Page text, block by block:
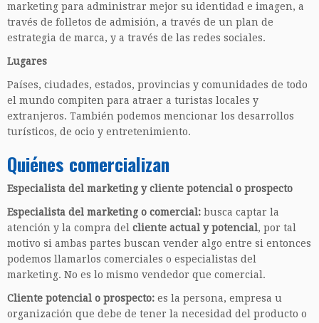
marketing para administrar mejor su identidad e imagen, a
través de folletos de admisión, a través de un plan de
estrategia de marca, y a través de las redes sociales.
Lugares
Países, ciudades, estados, provincias y comunidades de todo
el mundo compiten para atraer a turistas locales y
extranjeros. También podemos mencionar los desarrollos
turísticos, de ocio y entretenimiento.
Quiénes comercializan
Especialista del marketing y cliente potencial o prospecto
Especialista del marketing o comercial: busca captar la
atención y la compra del cliente actual y potencial, por tal
motivo si ambas partes buscan vender algo entre si entonces
podemos llamarlos comerciales o especialistas del
marketing. No es lo mismo vendedor que comercial.
Cliente potencial o prospecto: es la persona, empresa u
organización que debe de tener la necesidad del producto o